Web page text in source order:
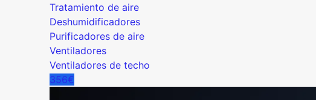
Tratamiento de aire
Deshumidificadores
Purificadores de aire
Ventiladores
Ventiladores de techo
356€